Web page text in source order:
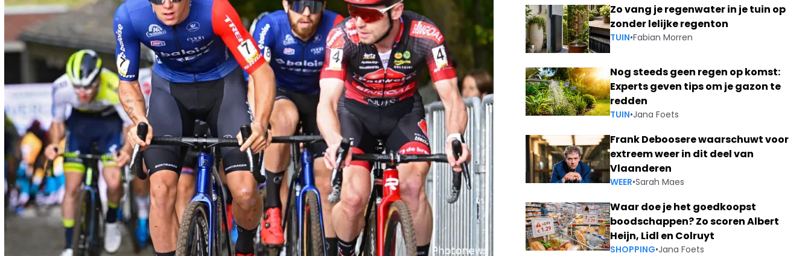
Zo vang je regenwater in je tuin op
zonder lelijke regenton
TUIN•Fabian Morren
Nog steeds geen regen op komst:
Experts geven tips om je gazon te
redden
TUIN•Jana Foets
Frank Deboosere waarschuwt voor
extreem weer in dit deel van
Vlaanderen
WEER•Sarah Maes
Waar doe je het goedkoopst
boodschappen? Zo scoren Albert
Heijn, Lidl en Colruyt
SHOPPING•Jana Foets